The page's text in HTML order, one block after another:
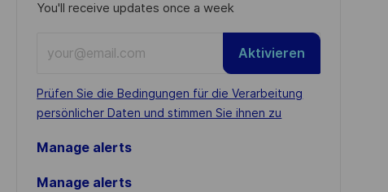
You'll receive updates once a week
Email
address
(Required)
Required
Prüfen Sie die Bedingungen für die Verarbeitung
persönlicher Daten und stimmen Sie ihnen zu
Aktivieren
Manage alerts
Manage alerts